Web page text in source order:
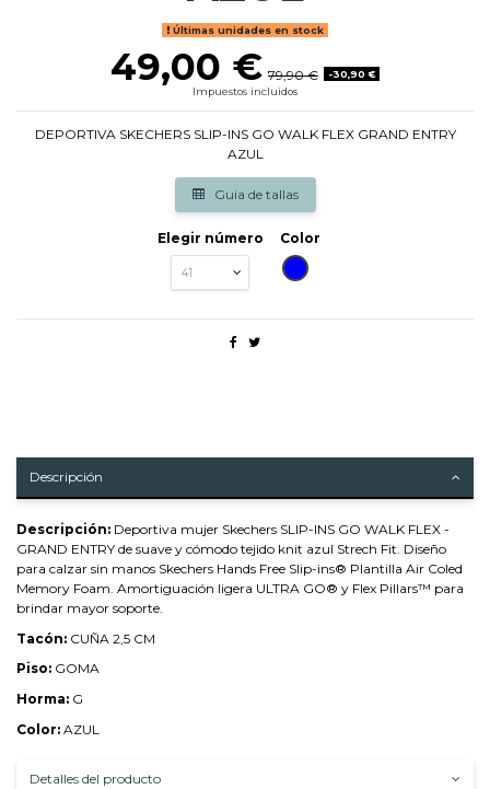
Últimas unidades en stock
49,00 € 79,90 €
-30,90 €
Impuestos incluidos
DEPORTIVA SKECHERS SLIP-INS GO WALK FLEX GRAND ENTRY
AZUL
Guia de tallas
Elegir número
Color
AZUL
Descripción
Descripción: Deportiva mujer Skechers SLIP-INS GO WALK FLEX -
GRAND ENTRY de suave y cómodo tejido knit azul Strech Fit. Diseño
para calzar sin manos Skechers Hands Free Slip-ins® Plantilla Air Coled
Memory Foam. Amortiguación ligera ULTRA GO® y Flex Pillars™ para
brindar mayor soporte.
Tacón: CUÑA 2,5 CM
Piso: GOMA
Horma: G
Color: AZUL
Detalles del producto